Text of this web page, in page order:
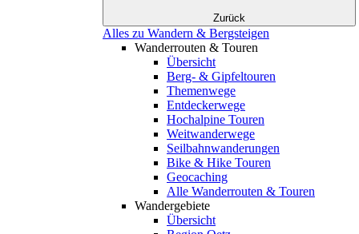
Zurück
Alles zu Wandern & Bergsteigen
Wanderrouten & Touren
Übersicht
Berg- & Gipfeltouren
Themenwege
Entdeckerwege
Hochalpine Touren
Weitwanderwege
Seilbahnwanderungen
Bike & Hike Touren
Geocaching
Alle Wanderrouten & Touren
Wandergebiete
Übersicht